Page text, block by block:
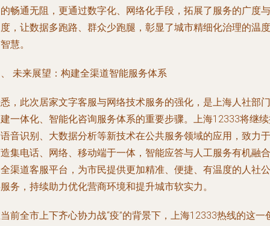
畅通无阻，更通过数字化、网络化手段，拓展了服务的广度与
，让数据多跑路、群众少跑腿，彰显了城市精细化治理的温度
慧。
未来展望：构建全渠道智能服务体系
，此次居家文字客服与网络技术服务的强化，是上海人社部门
一体化、智能化咨询服务体系的重要步骤。上海12333将继
音识别、大数据分析等新技术在公共服务领域的应用，致力于
集电话、网络、移动端于一体，智能应答与人工服务有机融合
渠道客服平台，为市民提供更加精准、便捷、有温度的人社公
务，持续助力优化营商环境和提升城市软实力。
前全市上下齐心协力战“疫”的背景下，上海12333热线的这一